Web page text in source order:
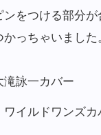
をつける部分
っちゃいまし
詠一カバー
イルドワンズカ